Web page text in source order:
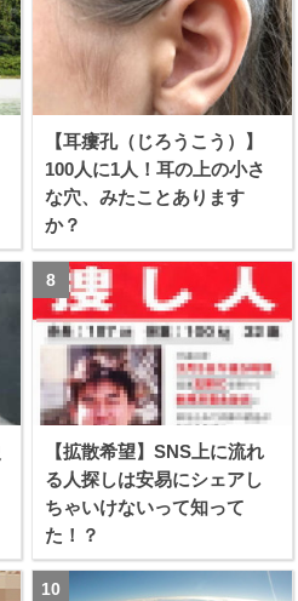
【耳瘻孔（じろうこう）】
100人に1人！耳の上の小さ
な穴、みたことあります
か？
【拡散希望】SNS上に流れ
る人探しは安易にシェアし
ちゃいけないって知って
た！？